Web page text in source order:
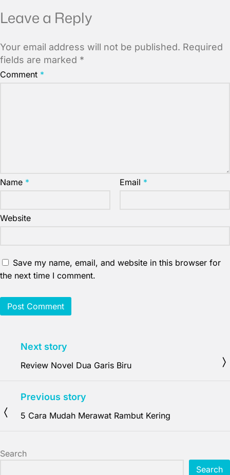
Leave a Reply
Your email address will not be published. Required
fields are marked *
Comment *
Name * Email *
Website
Save my name, email, and website in this browser for
the next time I comment.
Next story
Review Novel Dua Garis Biru
Previous story
5 Cara Mudah Merawat Rambut Kering
Search
Search